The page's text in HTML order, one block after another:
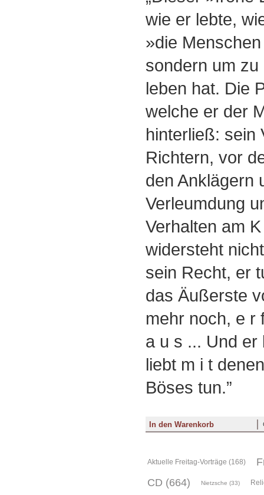
wie er lebte,
»die
sondern um
leben hat. Die
welche er der
hinterließ: sein
Richtern, vor
den Anklägern
Verleumdung
Verhalten am
widersteht
sein Recht, er
das Äußerste
mehr noch, e r
a u s ... Und er
liebt m i t
Böses tun.”
Aktuelle Freitag-Vorträge (168)
CD (664)
Nietzsche (33)